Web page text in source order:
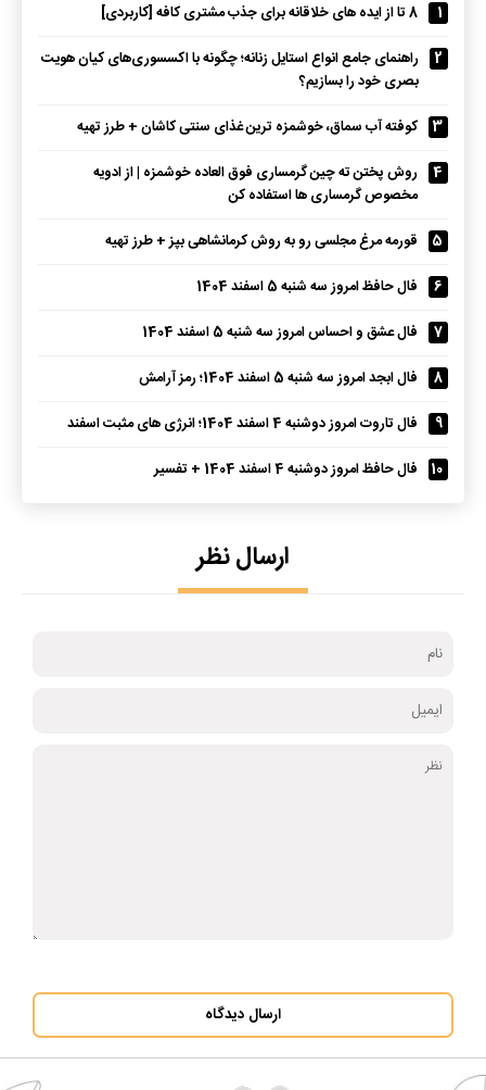
1
8 تا از ایده های خلاقانه برای جذب مشتری کافه [کاربردی]
2
راهنمای جامع انواع استایل زنانه؛ چگونه با اکسسوری‌های کیان هویت
بصری خود را بسازیم؟
3
کوفته آب سماق، خوشمزه ترین غذای سنتی کاشان + طرز تهیه
4
روش پختن ته چین گرمساری فوق العاده خوشمزه | از ادویه
مخصوص گرمساری ها استفاده کن
5
قورمه مرغ مجلسی رو به روش کرمانشاهی بپز + طرز تهیه
6
فال حافظ امروز سه شنبه 5 اسفند 1404
7
فال عشق و احساس امروز سه شنبه 5 اسفند 1404
8
فال ابجد امروز سه شنبه 5 اسفند 1404؛ رمز آرامش
9
فال تاروت امروز دوشنبه 4 اسفند 1404؛ انرژی های مثبت اسفند
10
فال حافظ امروز دوشنبه 4 اسفند 1404 + تفسیر
ارسال نظر
ارسال دیدگاه